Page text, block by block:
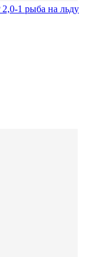
1 рыба на льду